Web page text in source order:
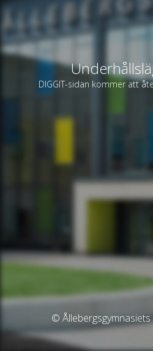
DIGGIT-sidan kommer att
© Ållebergsgymnasiets